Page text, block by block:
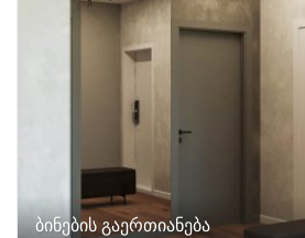
ბინების გაერთიანება